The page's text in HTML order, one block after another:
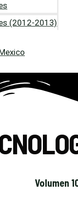
(2012-2013)
Volumen